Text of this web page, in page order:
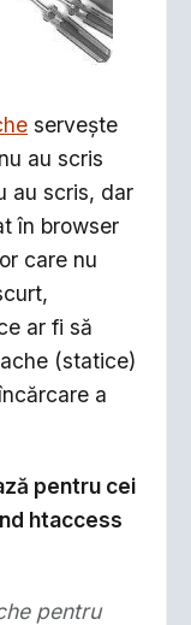
serveşte
au scris
au scris, dar
în browser
care nu
ar fi să
(statice)
a
pentru cei
htaccess
pentru